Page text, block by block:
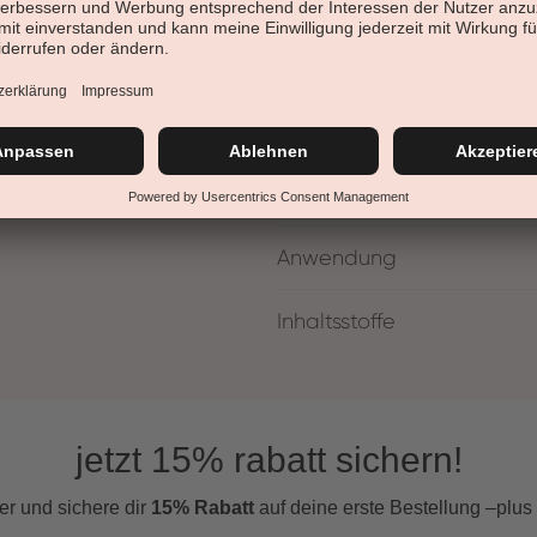
Pflegestufe:
Details
Anwendung
Inhaltsstoffe
jetzt 15% rabatt sichern!
und sichere dir 15% Rabatt auf deine erste Bestellung